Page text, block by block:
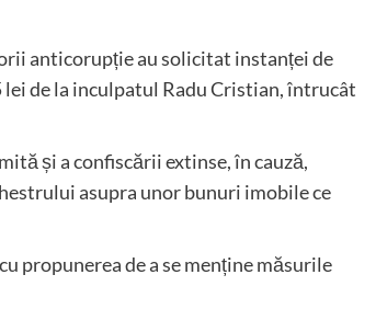
anticorupție au solicitat instanței de
de la inculpatul Radu Cristian, întrucât
și a confiscării extinse, în cauză,
asupra unor bunuri imobile ce
propunerea de a se menține măsurile